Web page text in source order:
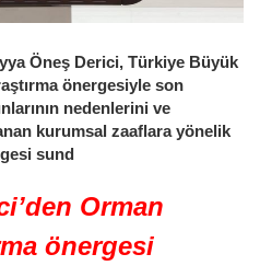
Öneş Derici, Türkiye Büyük
önergesiyle son
nedenlerini ve
kurumsal zaaflara yönelik
sund
Orman
önergesi